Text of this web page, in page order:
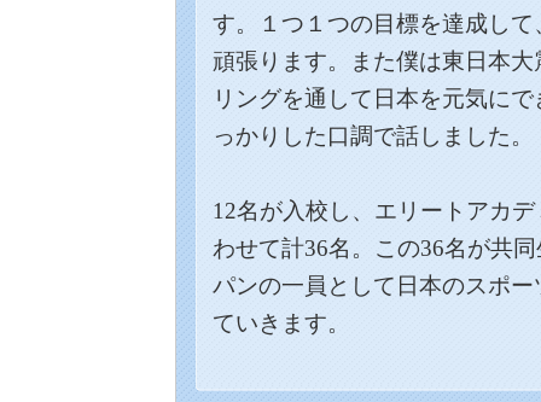
す。１つ１つの目標を達成し
頑張ります。また僕は東日本
リングを通して日本を元気に
っかりした口調で話しました。
12名が入校し、エリートアカ
わせて計36名。この36名が共
パンの一員として日本のスポ
ていきます。